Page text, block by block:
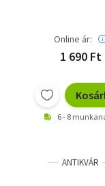
Online ár:
1 690 Ft
6 - 8
ANTIKVÁR